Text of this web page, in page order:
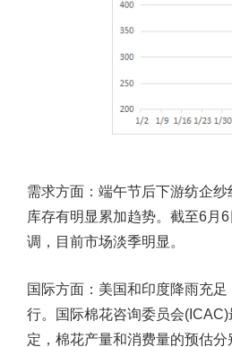
需求方面： 端午节后下游纺企
库存有明显累加趋势。截至6月
调，目前市场淡季明显。
国际方面： 美国和印度降雨充
行。国际棉花咨询委员会
定，棉花产量和消费量的预估